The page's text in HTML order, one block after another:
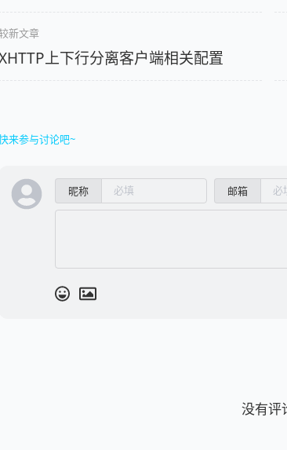
新文章
上下行分离客户端相关配置
来参与讨论吧~
昵称 邮箱
没有评